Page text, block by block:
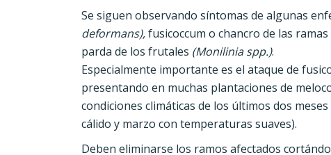
Se siguen observando síntomas de algunas
deformans),fusicoccum o chancro de las ramas
parda de los frutales (Monilinia spp.).
Especialmente importante es el ataque de
presentando en muchas plantaciones de
condiciones climáticas de los últimos dos
cálido y marzo con temperaturas suaves).
Deben eliminarse los ramos afectados